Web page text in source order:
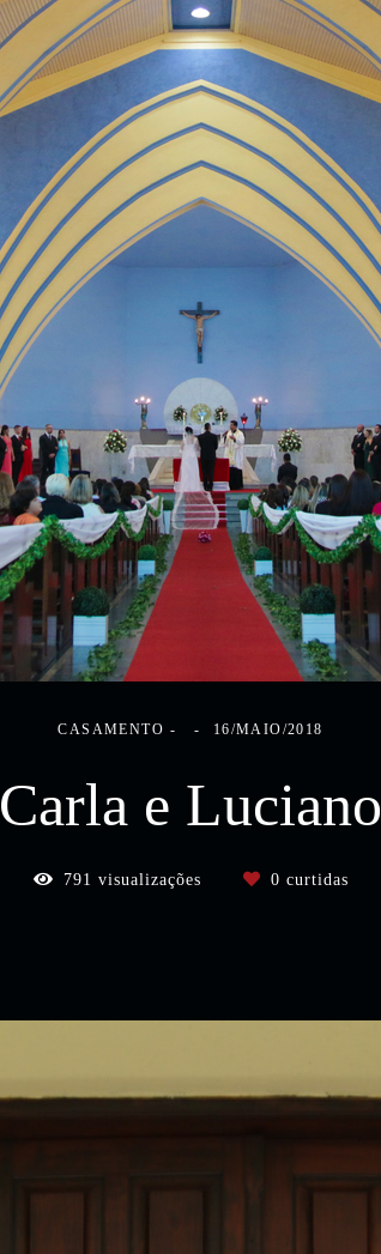
CASAMENTO 16/MAIO/2018
Carla e Luciano
791 visualizações 0 curtidas